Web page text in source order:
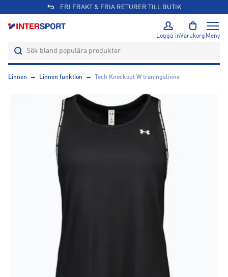
FRI FRAKT & FRIA RETURER TILL BUTIK
Logga inVarukorg Meny
Linnen Linnen funktion Tech Knockout W träningslinne